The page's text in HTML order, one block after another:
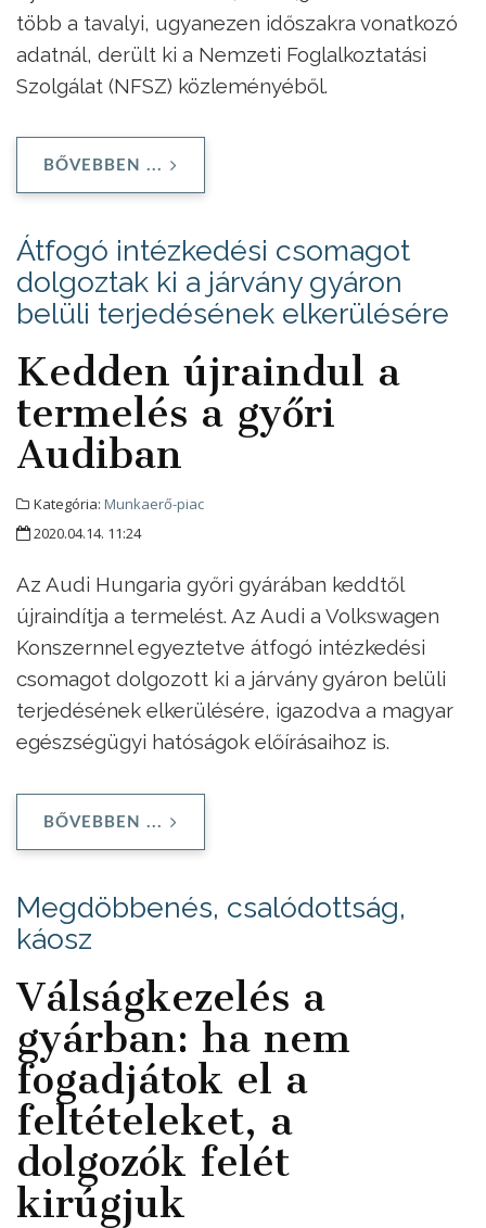
több a tavalyi, ugyanezen időszakra vonatkozó
adatnál, derült ki a Nemzeti Foglalkoztatási
Szolgálat (NFSZ) közleményéből.
BŐVEBBEN ...
Átfogó intézkedési csomagot
dolgoztak ki a járvány gyáron
belüli terjedésének elkerülésére
Kedden újraindul a
termelés a győri
Audiban
Kategória: Munkaerő-piac
2020.04.14. 11:24
Az Audi Hungaria győri gyárában keddtől
újraindítja a termelést. Az Audi a Volkswagen
Konszernnel egyeztetve átfogó intézkedési
csomagot dolgozott ki a járvány gyáron belüli
terjedésének elkerülésére, igazodva a magyar
egészségügyi hatóságok előírásaihoz is.
BŐVEBBEN ...
Megdöbbenés, csalódottság,
káosz
Válságkezelés a
gyárban: ha nem
fogadjátok el a
feltételeket, a
dolgozók felét
kirúgjuk